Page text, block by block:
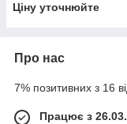
Ціну уточнюйте
Про нас
7% позитивних з 16
Працює з